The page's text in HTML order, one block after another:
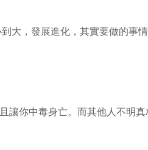
大，發展進化，其實要做的事情
讓你中毒身亡。而其他人不明